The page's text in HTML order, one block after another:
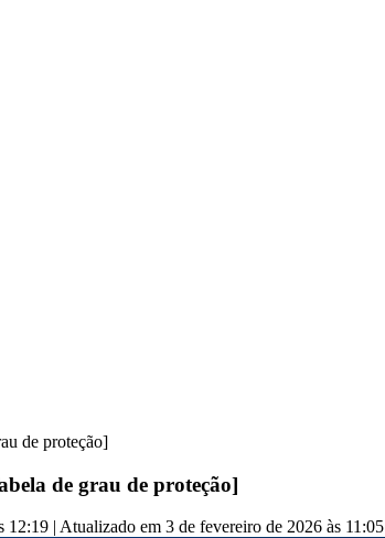
de proteção]
de grau de proteção]
| Atualizado em 3 de fevereiro de 2026 às 11:05